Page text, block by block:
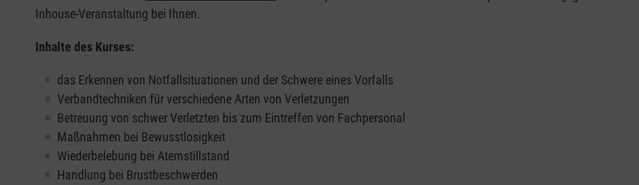
Inhouse-Veranstaltung bei Ihnen.
Inhalte des Kurses:
das Erkennen von Notfallsituationen und der Schwere eines Vorfalls
Verbandtechniken für verschiedene Arten von Verletzungen
Betreuung von schwer Verletzten bis zum Eintreffen von Fachpersonal
Maßnahmen bei Bewusstlosigkeit
Wiederbelebung bei Atemstillstand
Handlung bei Brustbeschwerden